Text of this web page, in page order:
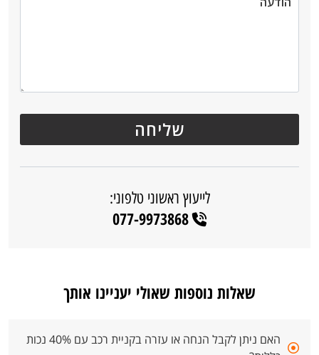
לייעוץ ראשוני טלפוני:
077-9973868
שאלות נוספות שאולי יעניינו אותך
האם ניתן לקבל הנחה או עזרה בקניית רכב עם 40% נכות